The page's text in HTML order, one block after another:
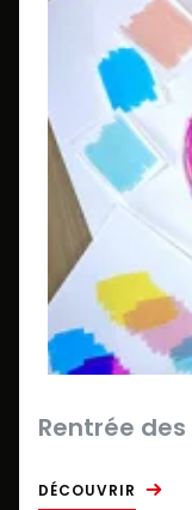
Rentrée
DÉCOUVRIR